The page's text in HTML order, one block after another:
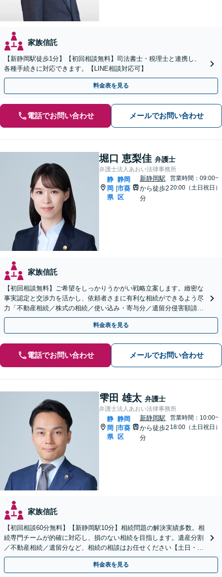
家族信託
【新静岡駅徒歩1分】【初回相談無料】司法書士・税理士と連携し、
各種手続きに対応できます。【LINE相談対応可】
料金表を見る
電話でお問い合わせ メールでお問い合わせ
堀口 恵梨佳 弁護士
弁護士法人あおい法律事務所
静
岡
県
静岡
市葵
区
新静岡駅
から徒歩2
分
営業時間：09:00~
20:00（土日祝日）
家族信託
【初回相談無料】ご希望をしっかりうかがい戦略立案します。緻密な
事実認定と交渉力を活かし、依頼者さまに有利な相続ができるよう尽
力「不動産相続／株式の相続／使い込み・寄与分／遺留分侵害額請求
／相続放棄／生前贈与／事業承継」【休日・夜間相談可】
料金表を見る
電話でお問い合わせ メールでお問い合わせ
雫田 雄太 弁護士
弁護士法人あおい法律事務所
静
岡
県
静岡
市葵
区
新静岡駅
から徒歩2
分
営業時間：10:00~
18:00（土日祝日）
家族信託
【初回相談60分無料】【新静岡駅10分】相続問題の解決実績多数。相
続専門チームが的確に対応し、損のない相続を目指します。遺産分割
／不動産相続／遺留分など、相続の相談はお任せください【土日・夜
間相談可】登記・税の申告などアフターフォローも対応
料金表を見る